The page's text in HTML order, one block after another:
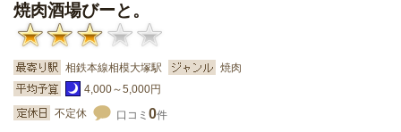
焼肉酒場びーと。
相鉄本線相模大塚駅
焼肉
4,000～5,000円
不定休
口コミ 0件